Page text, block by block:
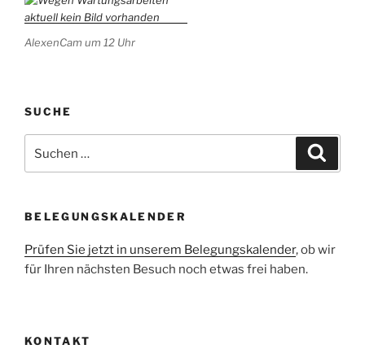
AlexenCam um 12 Uhr
SUCHE
nach:
BELEGUNGSKALENDER
Prüfen Sie jetzt in unserem Belegungskalender, ob wir
für Ihren nächsten Besuch noch etwas frei haben.
KONTAKT